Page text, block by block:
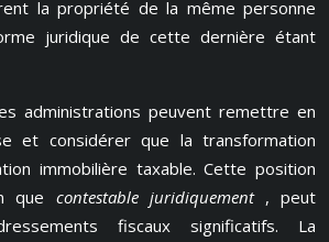
la propriété de la même personne
juridique de cette dernière étant
administrations peuvent remettre en
et considérer que la transformation
immobilière taxable. Cette position
que contestable juridiquement , peut
fiscaux significatifs. La